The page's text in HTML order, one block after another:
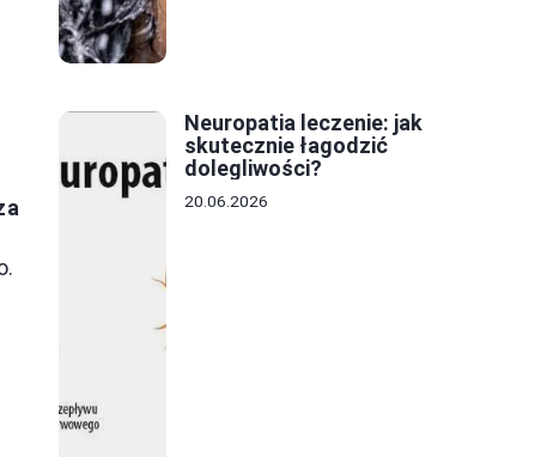
Neuropatia leczenie: jak
skutecznie łagodzić
dolegliwości?
20.06.2026